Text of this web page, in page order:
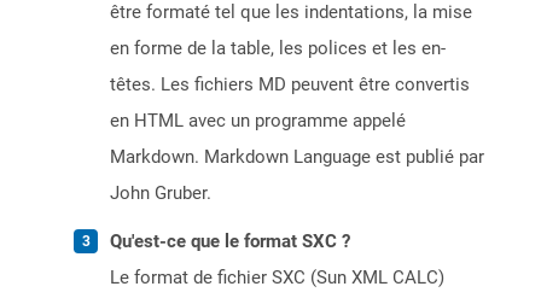
être formaté tel que les indentations, la mise
en forme de la table, les polices et les en-
têtes. Les fichiers MD peuvent être convertis
en HTML avec un programme appelé
Markdown. Markdown Language est publié par
John Gruber.
Qu'est-ce que le format SXC ?
Le format de fichier SXC (Sun XML CALC)